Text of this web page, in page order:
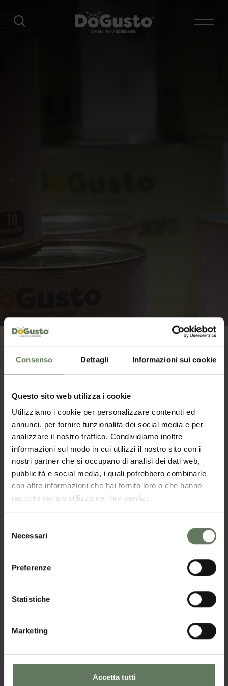
Consenso Dettagli Informazioni sui cookie
Questo sito web utilizza i cookie
Utilizziamo i cookie per personalizzare contenuti ed
annunci, per fornire funzionalità dei social media e per
analizzare il nostro traffico. Condividiamo inoltre
informazioni sul modo in cui utilizzi il nostro sito con i
nostri partner che si occupano di analisi dei dati web,
pubblicità e social media, i quali potrebbero combinarle
con altre informazioni che hai fornito loro o che hanno
raccolto dal tuo utilizzo dei loro servizi.
delNecessari
Preferenze
Statistiche
Marketing
Accetta tutti
Conserve Vegetali Formaggi Pasta e RisoProdotti Ittici
Crema ai Carciofi
I vegetali, già dalla coltivazione in campo, nei
luoghi d’origine più vocati, vengono seguiti da